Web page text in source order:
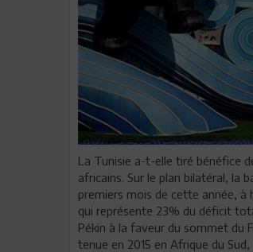
La Tunisie a-t-elle tiré bénéfice
africains. Sur le plan bilatéral, la
premiers mois de cette année, à
qui représente 23% du déficit
Pékin à la faveur du sommet du
tenue en 2015 en Afrique du